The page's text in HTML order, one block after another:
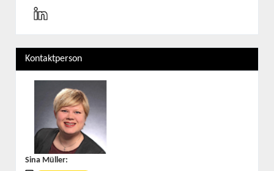
Kontaktperson
Sina Müller: